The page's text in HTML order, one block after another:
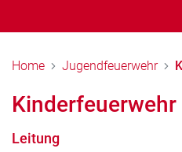
Home Jugendfeuerwehr
Kinderfeuerwehr
Leitung